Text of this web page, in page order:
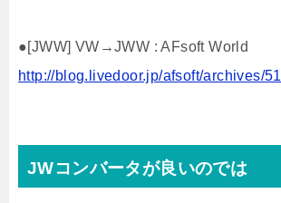
●[JWW] VW→JWW : AFsoft World
http://blog.livedoor.jp/afsoft/archives/
JWコンバータが良いのでは